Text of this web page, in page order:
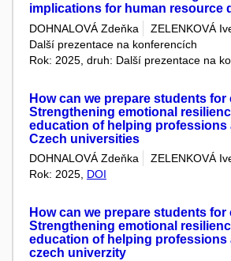
implications for human resource
DOHNALOVÁ Zdeňka
ZELENKOVÁ
Další prezentace na konferencích
Rok: 2025, druh: Další prezentace na
How can we prepare students for
Strengthening emotional
education of helping professions
Czech universities
DOHNALOVÁ Zdeňka
ZELENKOVÁ
Rok: 2025, DOI
How can we prepare students for
Strengthening emotional
education of helping professions
czech univerzity